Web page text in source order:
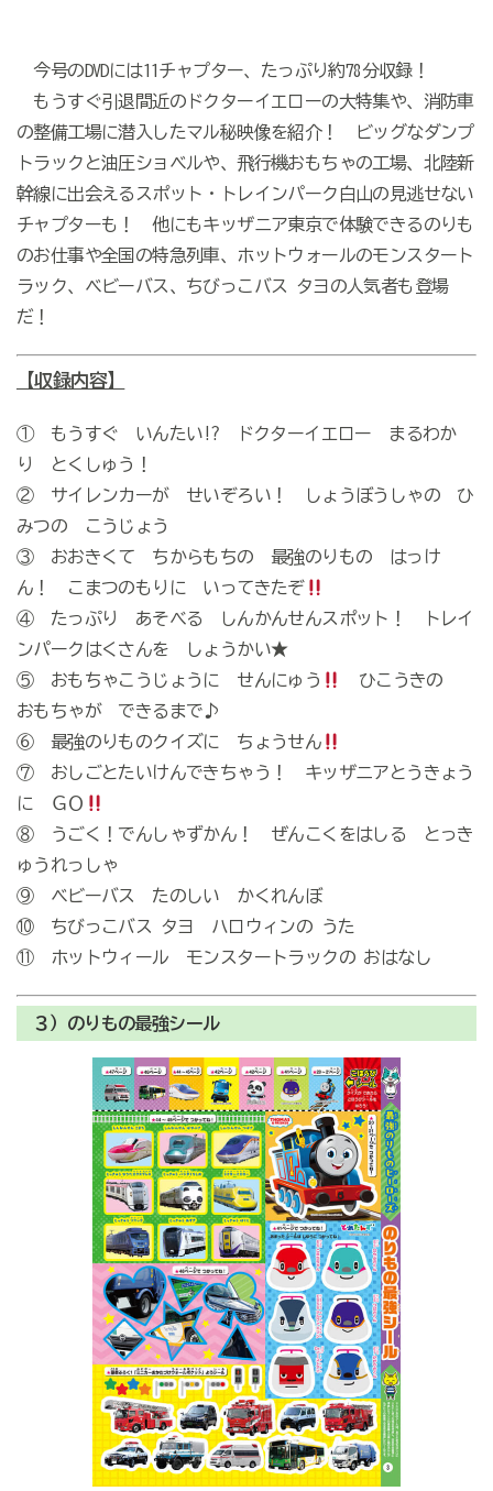
今号のDVDには11チャプター、たっぷり約78分収録！
もうすぐ引退間近のドクターイエローの大特集や、消防車
の整備工場に潜入したマル秘映像を紹介！ ビッグなダンプ
トラックと油圧ショベルや、飛行機おもちゃの工場、北陸新
幹線に出会えるスポット・トレインパーク白山の見逃せない
チャプターも！ 他にもキッザニア東京で体験できるのりも
のお仕事や全国の特急列車、ホットウォールのモンスタート
ラック、ベビーバス、ちびっこバス タヨの人気者も登場
だ！
【収録内容】
① もうすぐ いんたい!? ドクターイエロー まるわか
り とくしゅう！
② サイレンカーが せいぞろい！ しょうぼうしゃの ひ
みつの こうじょう
③ おおきくて ちからもちの 最強のりもの はっけ
ん！ こまつのもりに いってきたぞ
④ たっぷり あそべる しんかんせんスポット！ トレイ
ンパークはくさんを しょうかい★
⑤ おもちゃこうじょうに せんにゅう
ひこうきの
おもちゃが できるまで♪
⑥ 最強のりものクイズに ちょうせん
⑦ おしごとたいけんできちゃう！ キッザニアとうきょう
に ＧＯ
⑧ うごく！でんしゃずかん！ ぜんこくをはしる とっき
ゅうれっしゃ
⑨ ベビーバス たのしい かくれんぼ
⑩ ちびっこバス タヨ ハロウィンの うた
⑪ ホットウィール モンスタートラックの おはなし
３）のりもの最強シール